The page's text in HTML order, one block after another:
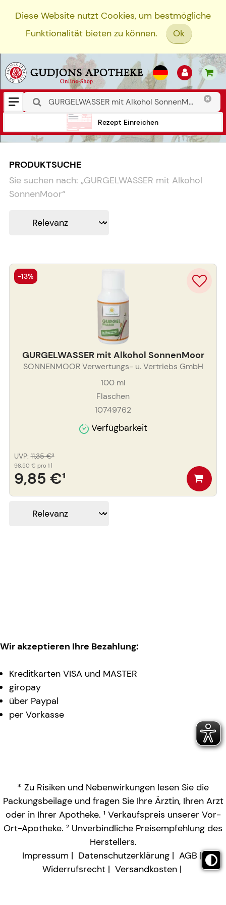
Diese Website nutzt Cookies, um bestmögliche
Funktionalität bieten zu können.
Ok
Rezept Einreichen
PRODUKTSUCHE
Sie suchen nach: „GURGELWASSER mit Alkohol
SonnenMoor“
GURGELWASSER mit Alkohol SonnenMoor
SONNENMOOR Verwertungs- u. Vertriebs GmbH
100ml
Flaschen
10749762
Verfügbarkeit
9,85 €¹
UVP: 11,35 €³
98,50 € pro 1 l
-13%
Wir akzeptieren Ihre Bezahlung:
Kreditkarten VISA und MASTER
giropay
über Paypal
per Vorkasse
* Zu Risiken und Nebenwirkungen lesen Sie die
Packungsbeilage und fragen Sie Ihre Ärztin, Ihren Arzt
oder in Ihrer Apotheke. ¹ Verkaufspreis unserer Vor-
Ort-Apotheke. ² Unverbindliche Preisempfehlung des
Herstellers.
Impressum
Datenschutzerklärung
AGB
Widerrufsrecht
Versandkosten